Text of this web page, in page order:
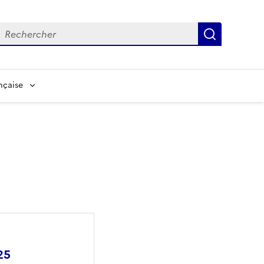
Recherche